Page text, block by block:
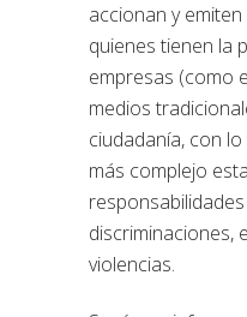
accionan y
quienes tienen la
empresas (como
medios
ciudadanía, con
más complejo
discriminaciones,
violencias.